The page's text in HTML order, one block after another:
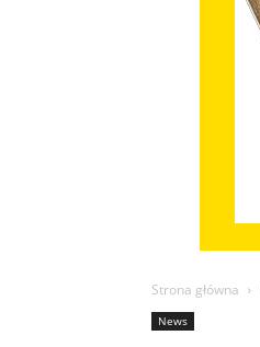
Strona główna
News